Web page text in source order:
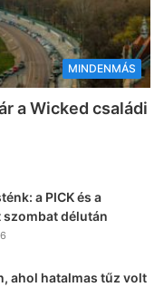
MINDENMÁS
a Wicked családi
a PICK és a
délután
ahol hatalmas tűz volt